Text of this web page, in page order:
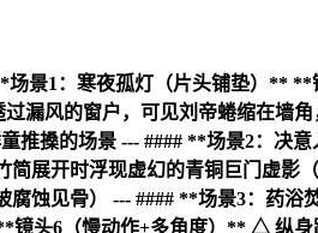
景1：寒夜孤灯（片头铺垫）**
风的窗户，可见刘帝蜷缩在墙
搡的场景 --- #### **场景2：决
展开时浮现虚幻的青铜巨门虚影
腐蚀见骨） --- #### **场景3：
头6（慢动作+多角度）** △ 纵